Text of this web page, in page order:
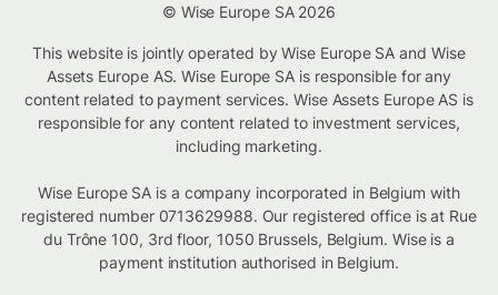
© Wise Europe SA 2026
This website is jointly operated by Wise Europe SA and Wise
Assets Europe AS. Wise Europe SA is responsible for any
content related to payment services. Wise Assets Europe AS is
responsible for any content related to investment services,
including marketing.
Wise Europe SA is a company incorporated in Belgium with
registered number 0713629988. Our registered office is at Rue
du Trône 100, 3rd floor, 1050 Brussels, Belgium. Wise is a
payment institution authorised in Belgium.